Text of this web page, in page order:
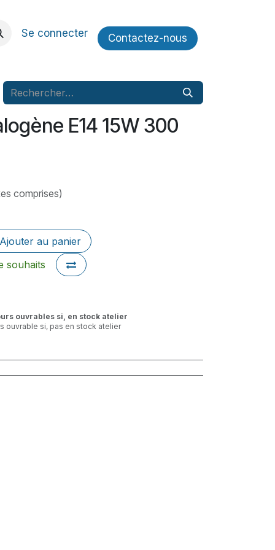
Se connecter Contactez​​-nous
E14 15W 300
comprises)
Ajouter au panier
souhaits
ouvrables si, en stock atelier
ouvrable si, pas en stock atelier